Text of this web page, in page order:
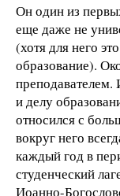
Он один из
еще даже не
(хотя для него
образование).
преподавателем.
и делу
относился с
вокруг него
каждый год в
студенческий
Иоанно-